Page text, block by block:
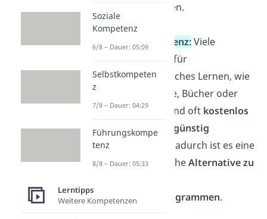
und Vorlieben.
Kosteneffizienz:Viele
Ressourcen für
autodidaktisches Lernen, wie
Online-Kurse, Bücher oder
Webinare, sind oft kostenlos
oder kostengünstig
verfügbar. Dadurch ist es eine
erschwinglicheAlternative zu
Bildungsprogrammen.
Soziale
Kompetenz
6/8 – Dauer: 05:09
Selbstkompeten
z
7/8 – Dauer: 04:29
Führungskompe
tenz
8/8 – Dauer: 05:33
Lerntipps
Weitere Kompetenzen